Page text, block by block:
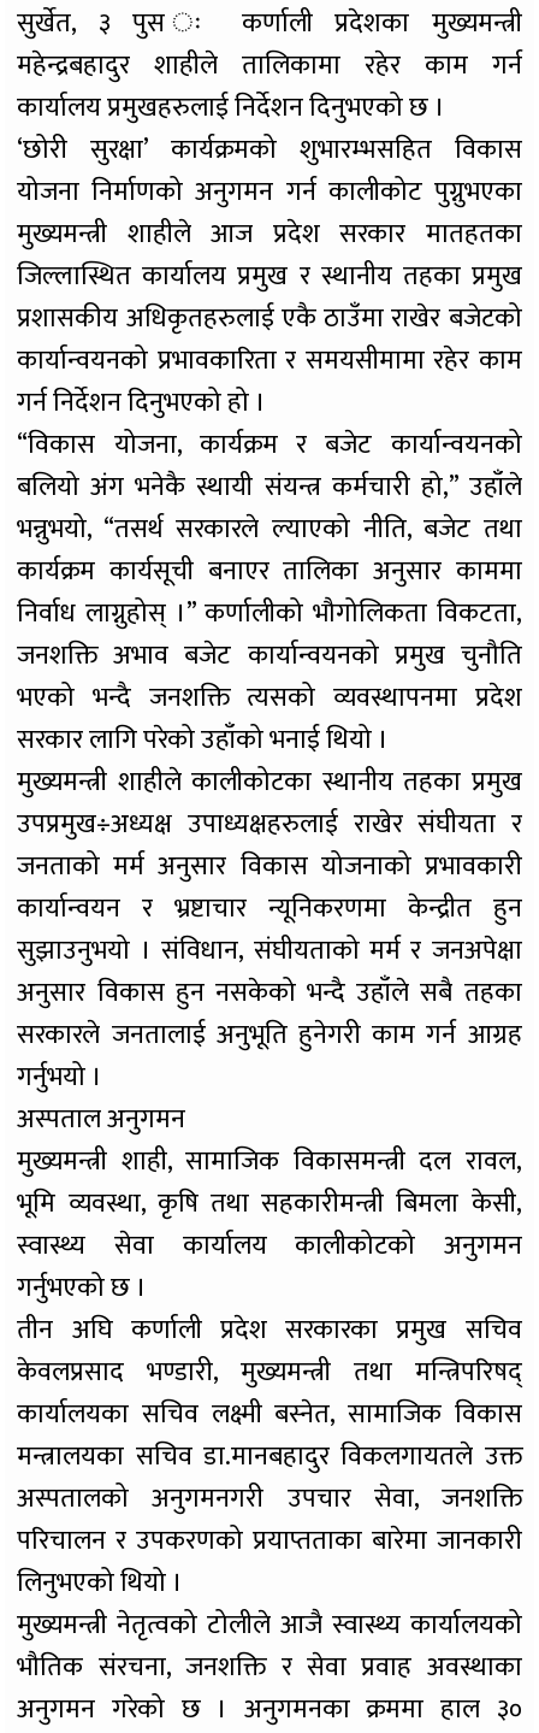
सुर्खेत, ३ पुस ः कर्णाली प्रदेशका मुख्यमन्त्री
महेन्द्रबहादुर शाहीले तालिकामा रहेर काम गर्न
कार्यालय प्रमुखहरुलाई निर्देशन दिनुभएको छ ।
‘छोरी सुरक्षा’ कार्यक्रमको शुभारम्भसहित विकास
योजना निर्माणको अनुगमन गर्न कालीकोट पुग्नुभएका
मुख्यमन्त्री शाहीले आज प्रदेश सरकार मातहतका
जिल्लास्थित कार्यालय प्रमुख र स्थानीय तहका प्रमुख
प्रशासकीय अधिकृतहरुलाई एकै ठाउँमा राखेर बजेटको
कार्यान्वयनको प्रभावकारिता र समयसीमामा रहेर काम
गर्न निर्देशन दिनुभएको हो ।
“विकास योजना, कार्यक्रम र बजेट कार्यान्वयनको
बलियो अंग भनेकै स्थायी संयन्त्र कर्मचारी हो,” उहाँले
भन्नुभयो, “तसर्थ सरकारले ल्याएको नीति, बजेट तथा
कार्यक्रम कार्यसूची बनाएर तालिका अनुसार काममा
निर्वाध लाग्नुहोस् ।” कर्णालीको भौगोलिकता विकटता,
जनशक्ति अभाव बजेट कार्यान्वयनको प्रमुख चुनौति
भएको भन्दै जनशक्ति त्यसको व्यवस्थापनमा प्रदेश
सरकार लागि परेको उहाँको भनाई थियो ।
मुख्यमन्त्री शाहीले कालीकोटका स्थानीय तहका प्रमुख
उपप्रमुख÷अध्यक्ष उपाध्यक्षहरुलाई राखेर संघीयता र
जनताको मर्म अनुसार विकास योजनाको प्रभावकारी
कार्यान्वयन र भ्रष्टाचार न्यूनिकरणमा केन्द्रीत हुन
सुझाउनुभयो । संविधान, संघीयताको मर्म र जनअपेक्षा
अनुसार विकास हुन नसकेको भन्दै उहाँले सबै तहका
सरकारले जनतालाई अनुभूति हुनेगरी काम गर्न आग्रह
गर्नुभयो ।
अस्पताल अनुगमन
मुख्यमन्त्री शाही, सामाजिक विकासमन्त्री दल रावल,
भूमि व्यवस्था, कृषि तथा सहकारीमन्त्री बिमला केसी,
स्वास्थ्य सेवा कार्यालय कालीकोटको अनुगमन
गर्नुभएको छ ।
तीन अघि कर्णाली प्रदेश सरकारका प्रमुख सचिव
केवलप्रसाद भण्डारी, मुख्यमन्त्री तथा मन्त्रिपरिषद्
कार्यालयका सचिव लक्ष्मी बस्नेत, सामाजिक विकास
मन्त्रालयका सचिव डा.मानबहादुर विकलगायतले उक्त
अस्पतालको अनुगमनगरी उपचार सेवा, जनशक्ति
परिचालन र उपकरणको प्रयाप्तताका बारेमा जानकारी
लिनुभएको थियो ।
मुख्यमन्त्री नेतृत्वको टोलीले आजै स्वास्थ्य कार्यालयको
भौतिक संरचना, जनशक्ति र सेवा प्रवाह अवस्थाका
अनुगमन गरेको छ । अनुगमनका क्रममा हाल ३०